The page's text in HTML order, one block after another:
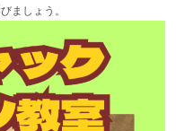
ましょう。